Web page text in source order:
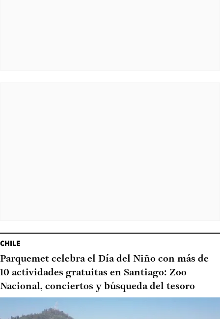
CHILE
Parquemet celebra el Día del Niño con más de
10 actividades gratuitas en Santiago: Zoo
Nacional, conciertos y búsqueda del tesoro